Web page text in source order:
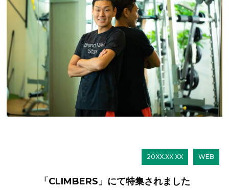
20XX.XX.XX WEB
「CLIMBERS」にて特集されました